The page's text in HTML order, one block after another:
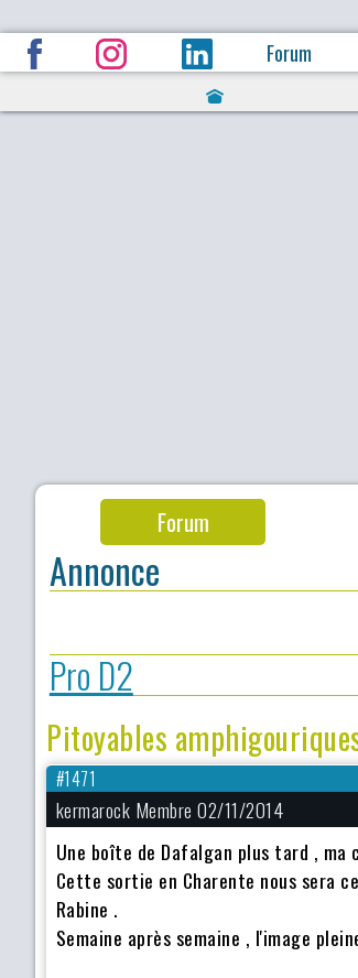
Forum
Forum
Annonce
Pro D2
Pitoyables
#1471
kermarock Membre 02/11/2014
Une boîte de Dafalgan plus tard , ma
Cette sortie en Charente nous sera
Rabine .
Semaine après semaine , l'image